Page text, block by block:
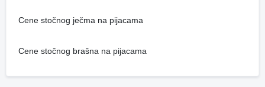
Cene stočnog ječma na pijacama
Cene stočnog brašna na pijacama